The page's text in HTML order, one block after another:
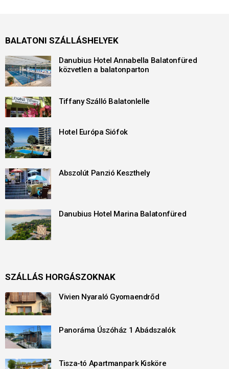
BALATONI SZÁLLÁSHELYEK
Danubius Hotel Annabella Balatonfüred
közvetlen a balatonparton
Tiffany Szálló Balatonlelle
Hotel Európa Siófok
Abszolút Panzió Keszthely
Danubius Hotel Marina Balatonfüred
SZÁLLÁS HORGÁSZOKNAK
Vivien Nyaraló Gyomaendrőd
Panoráma Úszóház 1 Abádszalók
Tisza-tó Apartmanpark Kisköre